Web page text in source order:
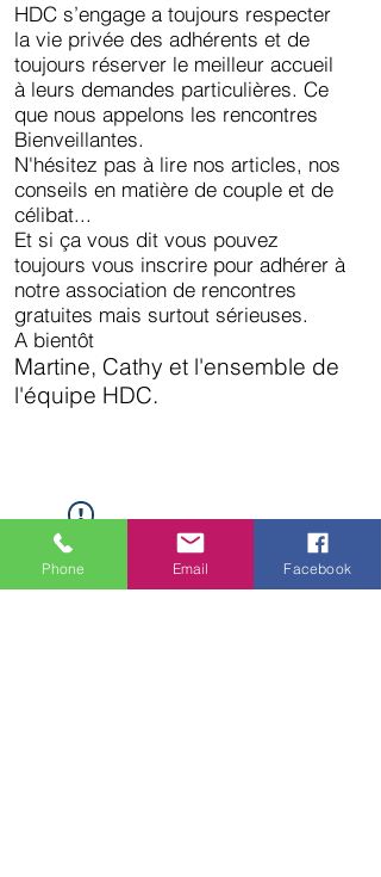
HDC s’engage a toujours respecter
la vie privée des adhérents et de
toujours réserver le meilleur accueil
à leurs demandes particulières. Ce
que nous appelons les rencontres
Bienveillantes.
N'hésitez pas à lire nos articles, nos
conseils en matière de couple et de
célibat...
Et si ça vous dit vous pouvez
toujours vous inscrire pour adhérer à
notre association de rencontres
gratuites mais surtout sérieuses.
A bientôt
Martine, Cathy et l'ensemble de
l'équipe HDC.
Widget Didn’t Load
Check your internet and refresh
this page.
Phone Email Facebook